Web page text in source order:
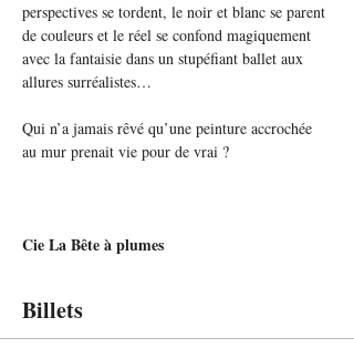
perspectives se tordent, le noir et blanc se parent
de couleurs et le réel se confond magiquement
avec la fantaisie dans un stupéfiant ballet aux
allures surréalistes…
Qui n’a jamais rêvé qu’une peinture accrochée
au mur prenait vie pour de vrai ?
Cie La Bête à plumes
Billets